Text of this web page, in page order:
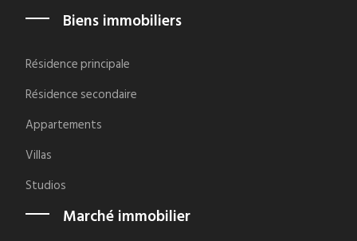
Biens immobiliers
Résidence principale
Résidence secondaire
Appartements
Villas
Studios
Marché immobilier